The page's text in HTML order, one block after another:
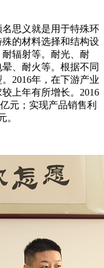
思义就是用于特殊环
的材料选择和结构设
辐射等。耐光、耐
、耐火等。根据不同
2016年，在下游产业
上年有所增长。2016
元；实现产品销售利
。